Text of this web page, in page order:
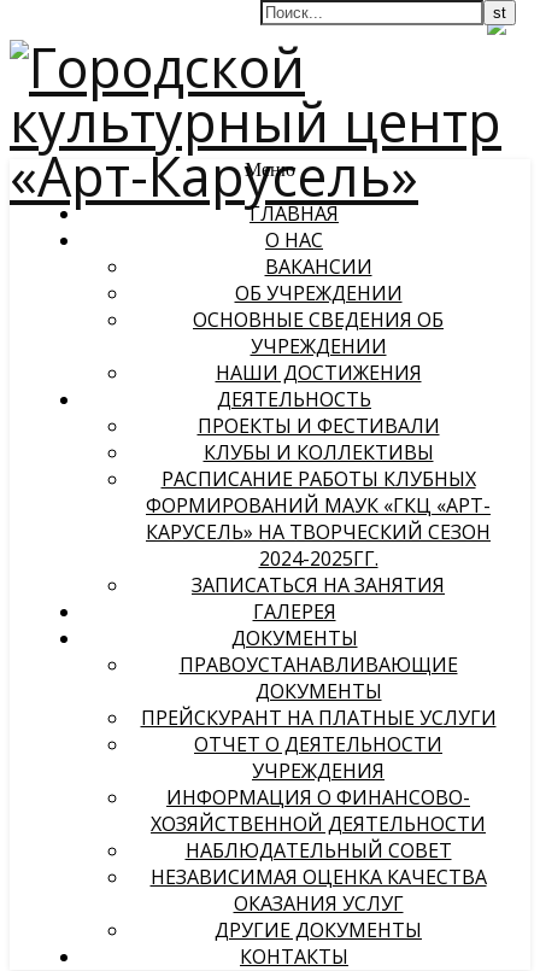
Меню
ГЛАВНАЯ
О НАС
ВАКАНСИИ
ОБ УЧРЕЖДЕНИИ
ОСНОВНЫЕ СВЕДЕНИЯ ОБ
УЧРЕЖДЕНИИ
НАШИ ДОСТИЖЕНИЯ
ДЕЯТЕЛЬНОСТЬ
ПРОЕКТЫ И ФЕСТИВАЛИ
КЛУБЫ И КОЛЛЕКТИВЫ
РАСПИСАНИЕ РАБОТЫ КЛУБНЫХ
ФОРМИРОВАНИЙ МАУК «ГКЦ «АРТ-
КАРУСЕЛЬ» НА ТВОРЧЕСКИЙ СЕЗОН
2024-2025ГГ.
ЗАПИСАТЬСЯ НА ЗАНЯТИЯ
ГАЛЕРЕЯ
ДОКУМЕНТЫ
ПРАВОУСТАНАВЛИВАЮЩИЕ
ДОКУМЕНТЫ
ПРЕЙСКУРАНТ НА ПЛАТНЫЕ УСЛУГИ
ОТЧЕТ О ДЕЯТЕЛЬНОСТИ
УЧРЕЖДЕНИЯ
ИНФОРМАЦИЯ О ФИНАНСОВО-
ХОЗЯЙСТВЕННОЙ ДЕЯТЕЛЬНОСТИ
НАБЛЮДАТЕЛЬНЫЙ СОВЕТ
НЕЗАВИСИМАЯ ОЦЕНКА КАЧЕСТВА
ОКАЗАНИЯ УСЛУГ
ДРУГИЕ ДОКУМЕНТЫ
КОНТАКТЫ